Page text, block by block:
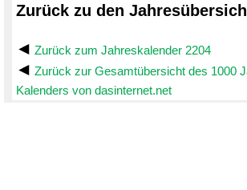
Zurück zu den
Zurück zum Jahreskalender 2204
Zurück zur Gesamtübersicht des 1000
Kalenders von dasinternet.net